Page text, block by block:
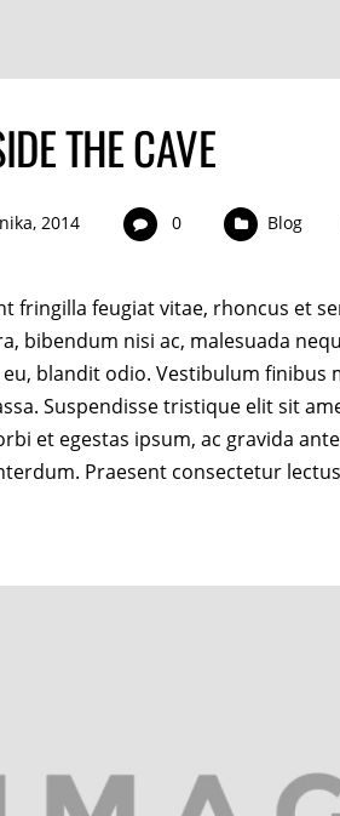
THE CAVE
2014 0 Blog
fringilla feugiat vitae, rhoncus et
bibendum nisi ac, malesuada
blandit odio. Vestibulum finibus
Suspendisse tristique elit sit
et egestas ipsum, ac gravida
Praesent consectetur